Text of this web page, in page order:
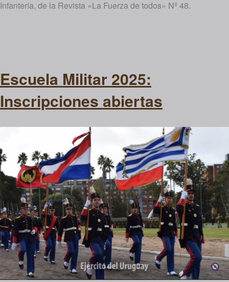
Infantería, de la Revista «La Fuerza de todos» Nº 48.
Escuela Militar 2025:
Inscripciones abiertas